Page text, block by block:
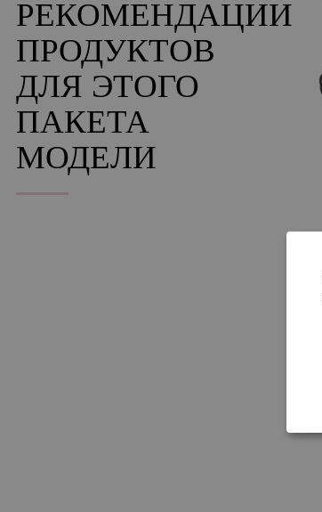
РЕКОМЕНДАЦИИ
ПРОДУКТОВ
ДЛЯ ЭТОГО
ПАКЕТА
МОДЕЛИ